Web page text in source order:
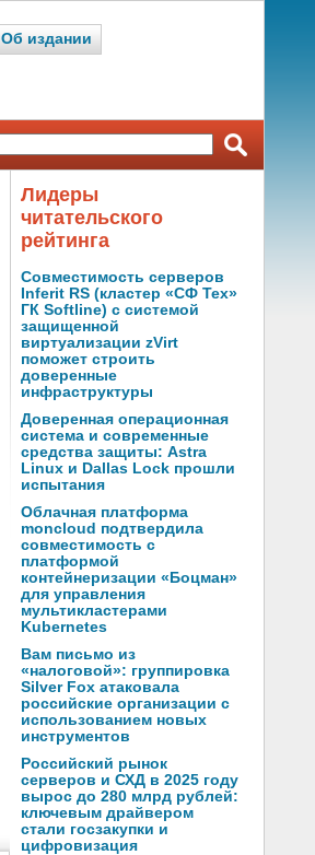
Об издании
Лидеры
читательского
рейтинга
Совместимость серверов
Inferit RS (кластер «СФ Тех»
ГК Softline) с системой
защищенной
виртуализации zVirt
поможет строить
доверенные
инфраструктуры
Доверенная операционная
система и современные
средства защиты: Astra
Linux и Dallas Lock прошли
испытания
Облачная платформа
moncloud подтвердила
совместимость с
платформой
контейнеризации «Боцман»
для управления
мультикластерами
Kubernetes
Вам письмо из
«налоговой»: группировка
Silver Fox атаковала
российские организации с
использованием новых
инструментов
Российский рынок
серверов и СХД в 2025 году
вырос до 280 млрд рублей:
ключевым драйвером
стали госзакупки и
цифровизация